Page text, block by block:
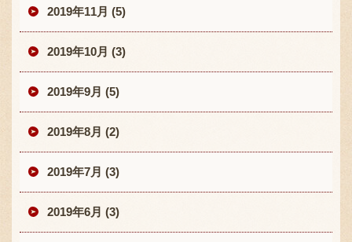
2019年11月 (5)
2019年10月 (3)
2019年9月 (5)
2019年8月 (2)
2019年7月 (3)
2019年6月 (3)